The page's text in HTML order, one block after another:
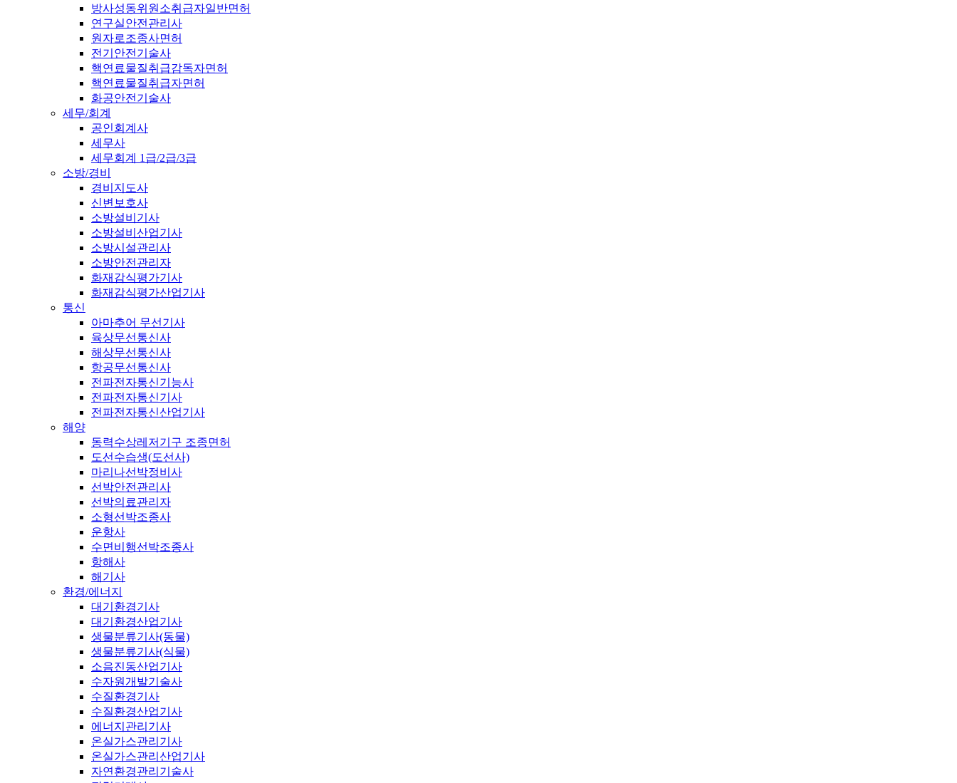
방사성동위원소취급자일반면허
연구실안전관리사
원자로조종사면허
전기안전기술사
핵연료물질취급감독자면허
핵연료물질취급자면허
화공안전기술사
세무/회계
공인회계사
세무사
세무회계 1급/2급/3급
소방/경비
경비지도사
신변보호사
소방설비기사
소방설비산업기사
소방시설관리사
소방안전관리자
화재감식평가기사
화재감식평가산업기사
통신
아마추어 무선기사
육상무선통신사
해상무선통신사
항공무선통신사
전파전자통신기능사
전파전자통신기사
전파전자통신산업기사
해양
동력수상레저기구 조종면허
도선수습생(도선사)
마리나선박정비사
선박안전관리사
선박의료관리자
소형선박조종사
운항사
수면비행선박조종사
항해사
해기사
환경/에너지
대기환경기사
대기환경산업기사
생물분류기사(동물)
생물분류기사(식물)
소음진동산업기사
수자원개발기술사
수질환경기사
수질환경산업기사
에너지관리기사
온실가스관리기사
온실가스관리산업기사
자연환경관리기술사